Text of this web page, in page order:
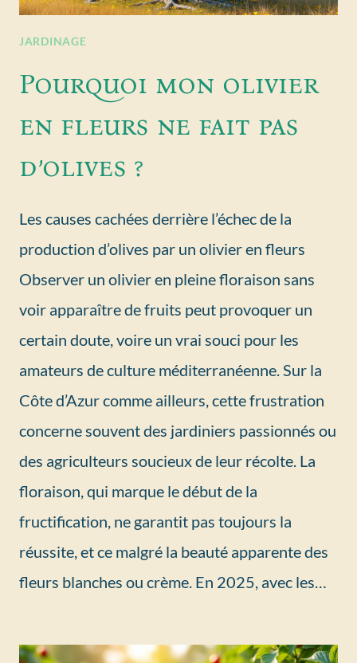
JARDINAGE
Pourquoi mon olivier
en fleurs ne fait pas
d’olives ?
Les causes cachées derrière l’échec de la
production d’olives par un olivier en fleurs
Observer un olivier en pleine floraison sans
voir apparaître de fruits peut provoquer un
certain doute, voire un vrai souci pour les
amateurs de culture méditerranéenne. Sur la
Côte d’Azur comme ailleurs, cette frustration
concerne souvent des jardiniers passionnés ou
des agriculteurs soucieux de leur récolte. La
floraison, qui marque le début de la
fructification, ne garantit pas toujours la
réussite, et ce malgré la beauté apparente des
fleurs blanches ou crème. En 2025, avec les…